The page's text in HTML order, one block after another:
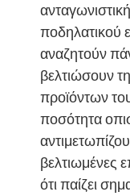
ποδηλατικού
αναζητούν
βελτιώσουν
προϊόντων
ποσότητα
βελτιωμένες
ότι παίζει